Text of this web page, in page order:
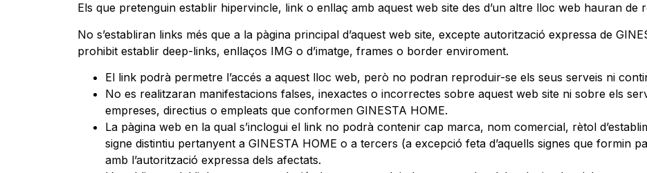
Els que pretenguin establir hipervincle, link o enllaç amb aquest web site des d’un altre lloc web hauran de
No s’establiran links més que a la pàgina principal d’aquest web site, excepte autorització expressa de
prohibit establir deep-links, enllaços IMG o d’imatge, frames o border enviroment.
El link podrà permetre l’accés a aquest lloc web, però no podran reproduir-se els seus serveis ni
No es realitzaran manifestacions falses, inexactes o incorrectes sobre aquest web site ni sobre els
empreses, directius o empleats que conformen GINESTA HOME.
La pàgina web en la qual s’inclogui el link no podrà contenir cap marca, nom comercial, rètol
signe distintiu pertanyent a GINESTA HOME o a tercers (a excepció feta d’aquells signes que formin
amb l’autorització expressa dels afectats.